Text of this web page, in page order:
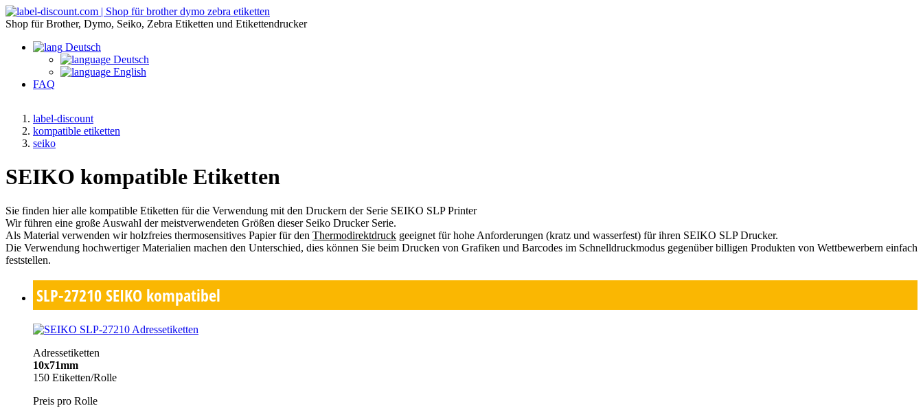
Shop für Brother, Dymo, Seiko, Zebra Etiketten und Etikettendrucker
Deutsch
Deutsch
English
FAQ
label-discount
kompatible etiketten
seiko
SEIKO kompatible Etiketten
Sie finden hier alle kompatible Etiketten für die Verwendung mit den Druckern der Serie SEIKO SLP Printer
Wir führen eine große Auswahl der meistverwendeten Größen dieser Seiko Drucker Serie.
Als Material verwenden wir holzfreies thermosensitives Papier für den Thermodirektdruck geeignet für hohe Anforderungen (kratz und wasserfest) für ihren SEIKO SLP Drucker.
Die Verwendung hochwertiger Materialien machen den Unterschied, dies können Sie beim Drucken von Grafiken und Barcodes im Schnelldruckmodus gegenüber billigen Produkten von Wettbewerbern einfach
feststellen.
SLP-27210SEIKO kompatibel
Adressetiketten
10x71mm
150 Etiketten/Rolle
Preis pro Rolle